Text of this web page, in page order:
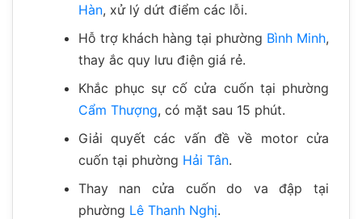
Hàn, xử lý dứt điểm các lỗi.
Hỗ trợ khách hàng tại phường Bình Minh,
thay ắc quy lưu điện giá rẻ.
Khắc phục sự cố cửa cuốn tại phường
Cẩm Thượng, có mặt sau 15 phút.
Giải quyết các vấn đề về motor cửa
cuốn tại phường Hải Tân.
Thay nan cửa cuốn do va đập tại
phường Lê Thanh Nghị.